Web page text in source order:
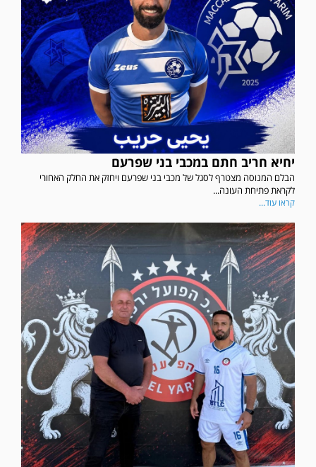
יחיא חריב חתם במכבי בני שפרעם
הבלם המנוסה מצטרף לסגל של מכבי בני שפרעם ויחזק את החלק האחורי
לקראת פתיחת העונה...
קראו עוד...